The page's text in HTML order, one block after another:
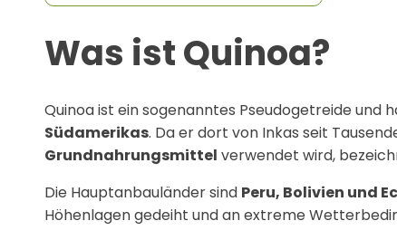
Was ist Quinoa?
Quinoa ist ein sogenanntes Pseudogetreide und
Südamerikas. Da er dort von Inkas seit
Grundnahrungsmittel verwendet wird,
Die Hauptanbauländer sind Peru, Bolivien und
Höhenlagen gedeiht und an extreme